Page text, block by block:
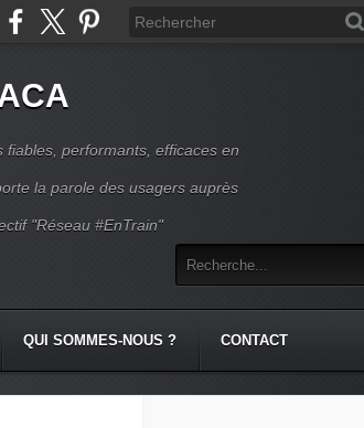
fiables, performants, efficaces en
la parole des usagers auprès
"Réseau #EnTrain"
QUI SOMMES-NOUS ? CONTACT